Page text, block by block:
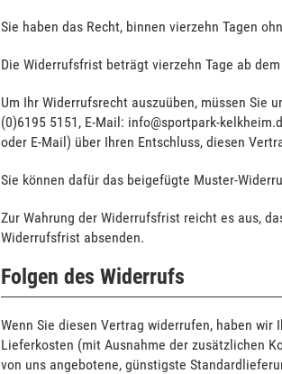
Sie haben das Recht, binnen vierzehn Tagen
Die Widerrufsfrist beträgt vierzehn Tage ab
Um Ihr Widerrufsrecht auszuüben, müssen Sie
(0)6195 5151, E-Mail: info@sportpark-
oder E-Mail) über Ihren Entschluss, diesen
Sie können dafür das beigefügte Muster-
Zur Wahrung der Widerrufsfrist reicht es aus,
Widerrufsfrist absenden.
Folgen des Widerrufs
Wenn Sie diesen Vertrag widerrufen, haben
Lieferkosten (mit Ausnahme der zusätzlichen
von uns angebotene, günstigste